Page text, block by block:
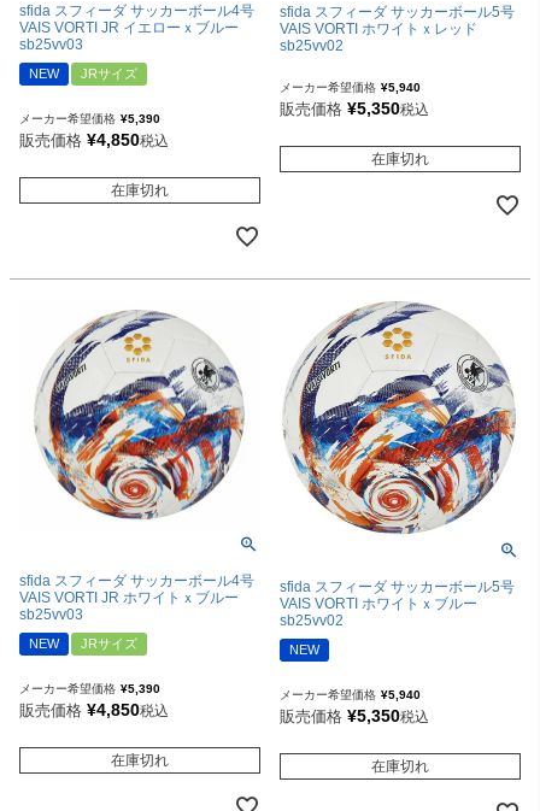
sfida スフィーダ サッカーボール4号
VAIS VORTI JR イエローｘブルー
sb25vv03
NEW JRサイズ
メーカー希望価格 ¥5,390
販売価格 ¥4,850税込
在庫切れ
sfida スフィーダ サッカーボール5号
VAIS VORTI ホワイトｘレッド
sb25vv02
メーカー希望価格 ¥5,940
販売価格 ¥5,350税込
在庫切れ
sfida スフィーダ サッカーボール4号
VAIS VORTI JR ホワイトｘブルー
sb25vv03
NEW JRサイズ
メーカー希望価格 ¥5,390
販売価格 ¥4,850税込
在庫切れ
sfida スフィーダ サッカーボール5号
VAIS VORTI ホワイトｘブルー
sb25vv02
NEW
メーカー希望価格 ¥5,940
販売価格 ¥5,350税込
在庫切れ